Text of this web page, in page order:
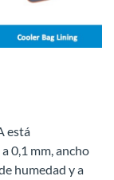
está
0,1 mm, ancho
humedad y a